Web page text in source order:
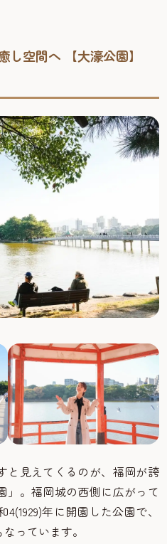
空間へ 【大濠公園】
と見えてくるのが、福岡が誇
」。福岡城の西側に広がって
年に開園した公園で、
っています。